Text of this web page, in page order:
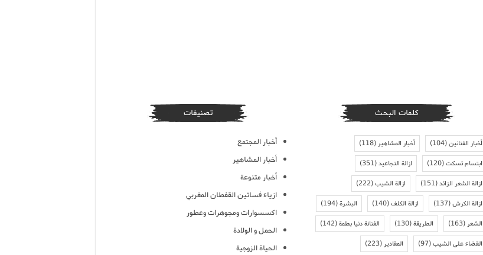
كلمات البحث
أخبار الفنانين(104) أخبار المشاهير(118)
ابتسام تسكت(120) ازالة التجاعيد(351)
ازالة الشعر الزائد(151) ازالة الشيب(222)
ازالة الكرش(137) ازالة الكلف(140) البشرة(194)
الشعر(163) الطريقة(130) الفنانة دنيا بطمة(142)
القضاء على الشيب(97) المقادير(223)
تصنيفات
أخبار المجتمع
أخبار المشاهير
أخبار متنوعة
ازياء فساتين القفطان المغربي
اكسسوارات ومجوهرات وعطور
الحمل و الولادة
الحياة الزوجية